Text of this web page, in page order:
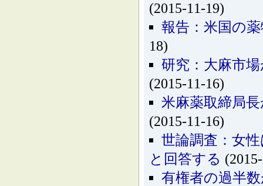
(2015-11-19)
報告：米国の
18)
研究：大麻市
(2015-11-16)
米麻薬取締局
(2015-11-16)
世論調査：女
と回答する
有権者の過半